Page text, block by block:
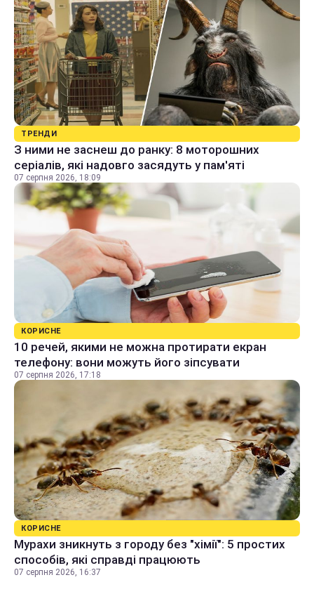
ТРЕНДИ
З ними не заснеш до ранку: 8 моторошних
серіалів, які надовго засядуть у пам'яті
07 серпня 2026, 18:09
КОРИСНЕ
10 речей, якими не можна протирати екран
телефону: вони можуть його зіпсувати
07 серпня 2026, 17:18
КОРИСНЕ
Мурахи зникнуть з городу без "хімії": 5 простих
способів, які справді працюють
07 серпня 2026, 16:37